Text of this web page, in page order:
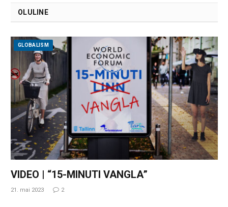
OLULINE
GLOBALISM
VIDEO | “15-MINUTI VANGLA”
21. mai 2023 2